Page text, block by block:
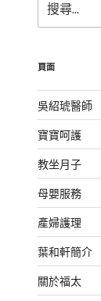
尋
關
字:
頁面
吳紹琥醫師
寶寶呵護
教坐月子
母嬰服務
產婦護理
葉和軒簡介
關於福太